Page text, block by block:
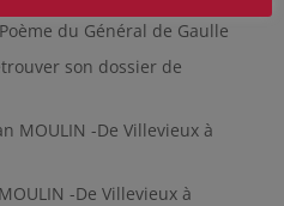
Poème du Général de Gaulle
son dossier de
MOULIN -De Villevieux à
-De Villevieux à